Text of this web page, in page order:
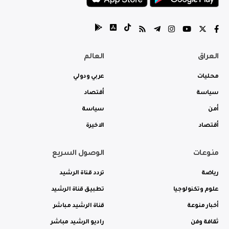
العراق
محليات
سياسة
أمن
أقتصاد
العالم
عربي ودولي
أقتصاد
سياسة
الاخيرة
منوعات
رياضة
علوم وتكنولوجيا
أخبار منوعة
ثقافة وفن
الوصول السريع
تردد قناة الرشيد
تطبيق قناة الرشيد
قناة الرشيد مباشر
راديو الرشيد مباشر